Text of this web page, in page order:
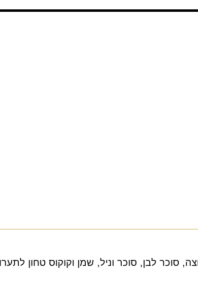
סוכר לבן, סוכר וניל, שמן וקוקוס טחון